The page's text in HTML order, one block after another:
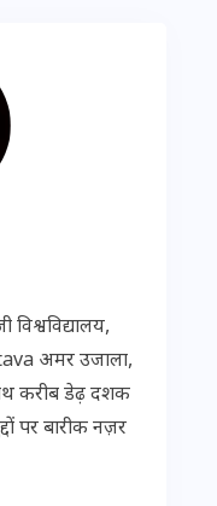
विश्वविद्यालय,
अमर उजाला,
करीब डेढ़ दशक
पर बारीक नज़र